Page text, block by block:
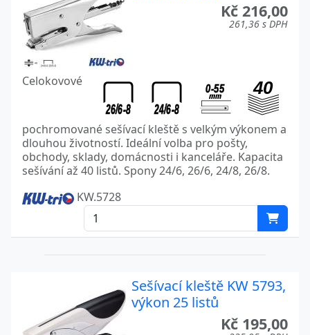
Kč 216,00
261,36 s DPH
Celokovové
pochromované sešívací kleště s velkým výkonem a
dlouhou životností. Ideální volba pro pošty,
obchody, sklady, domácnosti i kanceláře. Kapacita
sešívání až 40 listů. Spony 24/6, 26/6, 24/8, 26/8.
KW.5728
Sešívací kleště KW 5793,
výkon 25 listů
Kč 195,00